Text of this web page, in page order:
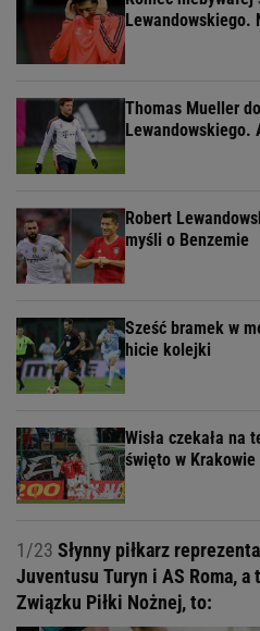
Lewandowskiego.
Thomas Mueller
Lewandowskiego.
Robert
myśli o Benzemie
Sześć bramek w
hicie kolejki
Wisła czekała na
święto w Krakowie
1/23 Słynny piłkarz
Juventusu Turyn i AS Roma,
Związku Piłki Nożnej, to: